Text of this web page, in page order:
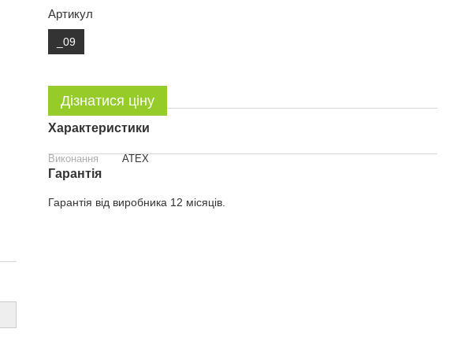
Артикул
_09
Дізнатися ціну
Характеристики
Виконання ATEX
Гарантія
Гарантія від виробника 12 місяців.